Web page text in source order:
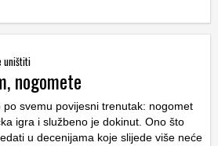
uništiti
nogomete
po svemu povijesni trenutak: nogomet
igra i službeno je dokinut. Ono što
u decenijama koje slijede više neće